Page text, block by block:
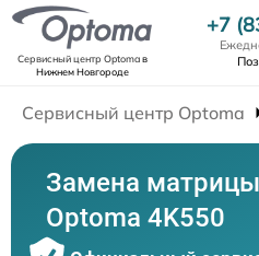
Сервисный центр Optomaв
Нижнем Новгороде
+7
Сервисный центр Optoma
Замена
Optoma 4K550